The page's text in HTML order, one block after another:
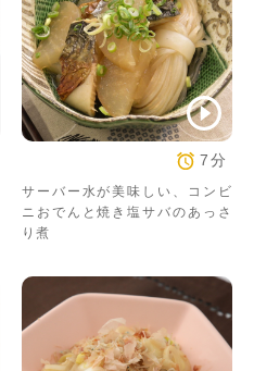
7分
サーバー水が美味しい、コンビ
ニおでんと焼き塩サバのあっさ
り煮